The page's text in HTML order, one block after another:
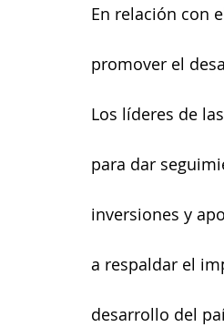
En relación con
promover el
Los líderes de
para dar
inversiones y
a respaldar el
desarrollo del